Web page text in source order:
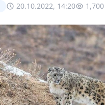
20.10.2022, 14:20 1,700